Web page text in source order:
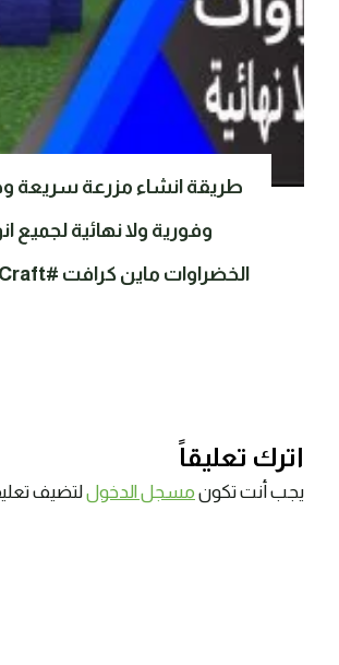
طريقة انشاء مزرعة سريعة
وفورية ولا نهائية لجميع
الخضراوات ماين كرافت #SmartCraft
اترك تعليقاً
يجب أنت تكون مسجل الدخوللتضيف